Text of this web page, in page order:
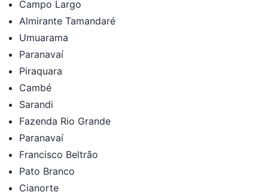
Campo Largo
Almirante Tamandaré
Umuarama
Paranavaí
Piraquara
Cambé
Sarandi
Fazenda Rio Grande
Paranavaí
Francisco Beltrão
Pato Branco
Cianorte